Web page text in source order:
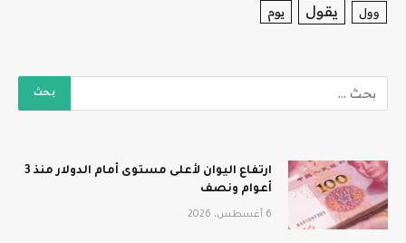
وول يقول يوم
ارتفاع اليوان لأعلى مستوى أمام الدولار منذ 3
أعوام ونصف
6 أغسطس، 2026